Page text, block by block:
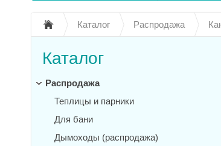
Каталог Распродажа
Каталог
Распродажа
Теплицы и парники
Для бани
Дымоходы (распродажа)